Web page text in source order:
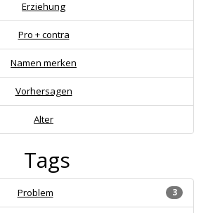
Erziehung
Pro + contra
Namen merken
Vorhersagen
Alter
Tags
3
Problem